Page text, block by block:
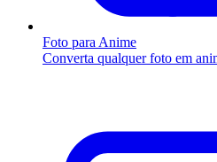
Foto para Anime
Converta qualquer foto em